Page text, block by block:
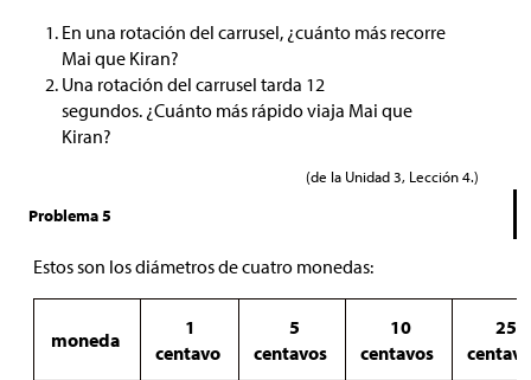
En una rotación del carrusel, ¿cuánto más recorre
Mai que Kiran?
Una rotación del carrusel tarda 12
segundos. ¿Cuánto más rápido viaja Mai que
Kiran?
(de la Unidad 3, Lección 4.)
Problema 5
Estos son los diámetros de cuatro monedas:
moneda
1
centavo
5
centavos
10
centavos
25